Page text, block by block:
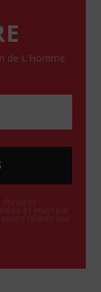
de L'Homme
à l'envoi par
relatifs aux